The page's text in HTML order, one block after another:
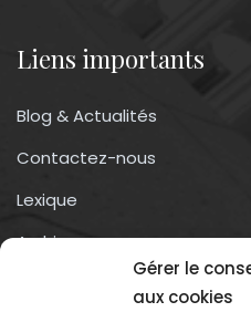
Gérer le
aux cookies
Liens importants
Blog & Actualités
Contactez-nous
Lexique
Archives
Conditions générales